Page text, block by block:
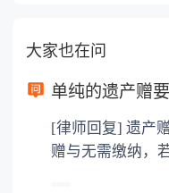
大家也在问
单纯的遗产赠要
[律师回复] 遗产赠予不一定要缴税。单纯的遗产
赠与无需缴纳，
所得税、契税和